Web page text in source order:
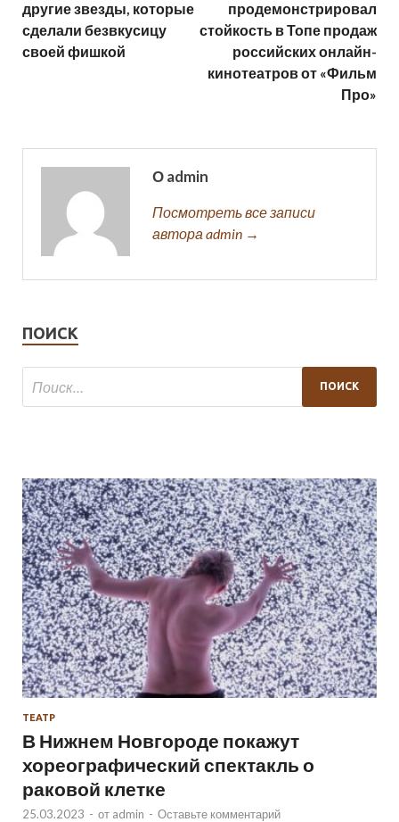
другие звезды, которые
сделали безвкусицу
своей фишкой
продемонстрировал
стойкость в Топе продаж
российских онлайн-
кинотеатров от «Фильм
Про»
О admin
Посмотреть все записи
автора admin →
ПОИСК
ТЕАТР
В Нижнем Новгороде покажут
хореографический спектакль о
раковой клетке
25.03.2023 - от admin - Оставьте комментарий